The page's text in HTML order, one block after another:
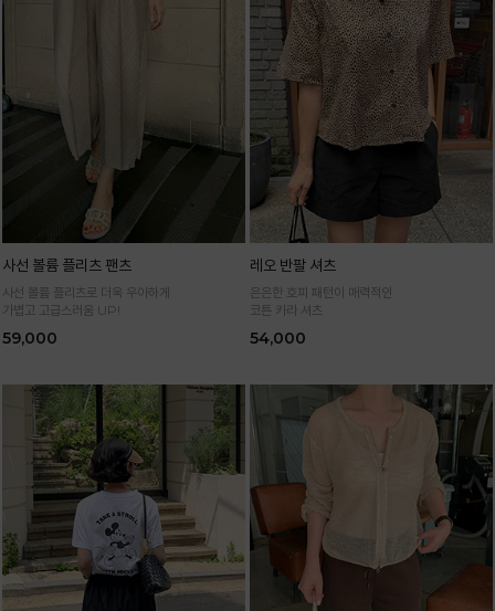
사선 볼륨 플리츠 팬츠
사선 볼륨 플리츠로 더욱 우아하게
가볍고 고급스러움 UP!
59,000
레오 반팔 셔츠
은은한 호피 패턴이 매력적인
코튼 카라 셔츠
54,000